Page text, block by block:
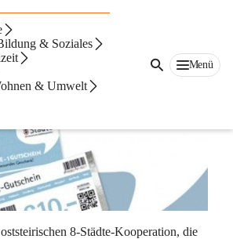
& Soziales
& Umwelt
Menü
Kooperation
8-Städte-Kooperation, die